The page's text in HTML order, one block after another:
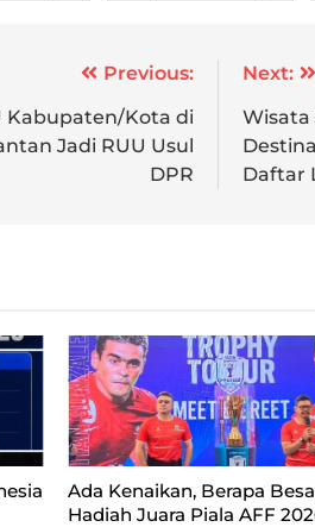
Previous:
Kabupaten/Kota di
Jadi RUU Usul
DPR
Next:
Wisata
Daftar
Momen saat trofi Piala AFF
dipamerkan di Kasablanka,
beberapa waktu lalu/Foto :
Istimewa
Ada Kenaikan, Berapa
Hadiah Juara Piala AFF